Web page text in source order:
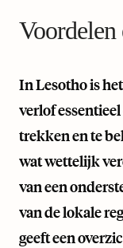
In Lesotho is
verlof
trekken en te
wat wettelijk
van een
van de lokale
geeft een